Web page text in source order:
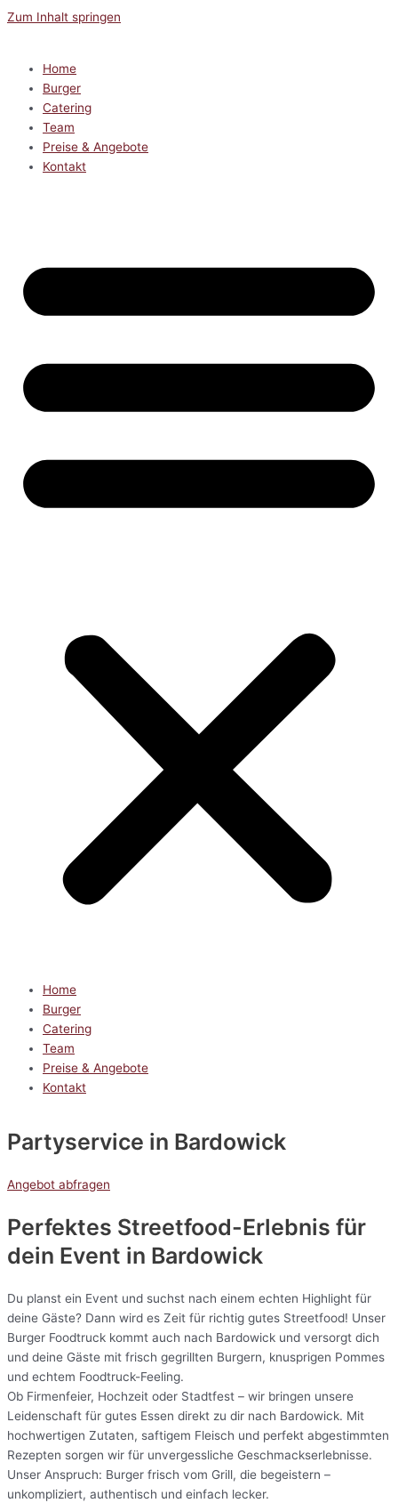
Zum Inhalt springen
Home
Burger
Catering
Team
Preise & Angebote
Kontakt
Home
Burger
Catering
Team
Preise & Angebote
Kontakt
Partyservice in Bardowick
Angebot abfragen
Perfektes Streetfood-Erlebnis für
dein Event in Bardowick
Du planst ein Event und suchst nach einem echten Highlight für
deine Gäste? Dann wird es Zeit für richtig gutes Streetfood! Unser
Burger Foodtruck kommt auch nach Bardowick und versorgt dich
und deine Gäste mit frisch gegrillten Burgern, knusprigen Pommes
und echtem Foodtruck-Feeling.
Ob Firmenfeier, Hochzeit oder Stadtfest – wir bringen unsere
Leidenschaft für gutes Essen direkt zu dir nach Bardowick. Mit
hochwertigen Zutaten, saftigem Fleisch und perfekt abgestimmten
Rezepten sorgen wir für unvergessliche Geschmackserlebnisse.
Unser Anspruch: Burger frisch vom Grill, die begeistern –
unkompliziert, authentisch und einfach lecker.